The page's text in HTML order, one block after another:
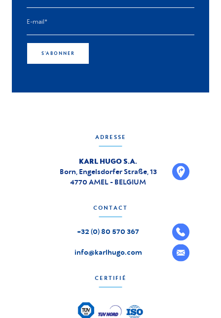
S'ABONNER
ADRESSE
KARL HUGO S.A.
Born, Engelsdorfer Straße, 13
4770 AMEL - BELGIUM
CONTACT
+32 (0) 80 570 367
info@karlhugo.com
CERTIFIÉ